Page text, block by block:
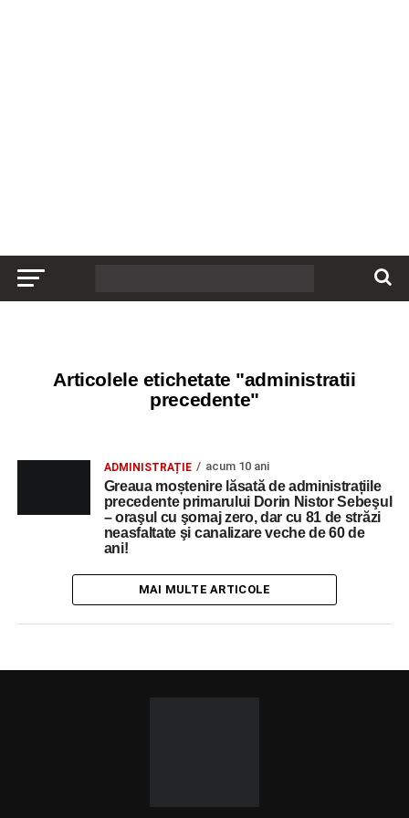
Articolele etichetate "administratii
precedente"
ADMINISTRAȚIE acum 10 ani
Greaua moștenire lăsată de administrațiile
precedente primarului Dorin Nistor Sebeşul
– oraşul cu şomaj zero, dar cu 81 de străzi
neasfaltate şi canalizare veche de 60 de
ani!
MAI MULTE ARTICOLE